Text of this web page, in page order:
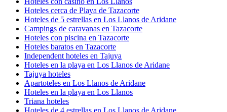
Hoteles cerca de Playa de Tazacorte
Hoteles de 5 estrellas en Los Llanos de Aridane
Campings de caravanas en Tazacorte
Hoteles con piscina en Tazacorte
Hoteles baratos en Tazacorte
Independent hoteles en Tajuya
Hoteles en la playa en Los Llanos de Aridane
Tajuya hoteles
Apartoteles en Los Llanos de Aridane
Hoteles en la playa en Los Llanos
Triana hoteles
Hoteles de 4 estrellas en Los Llanos de Aridane